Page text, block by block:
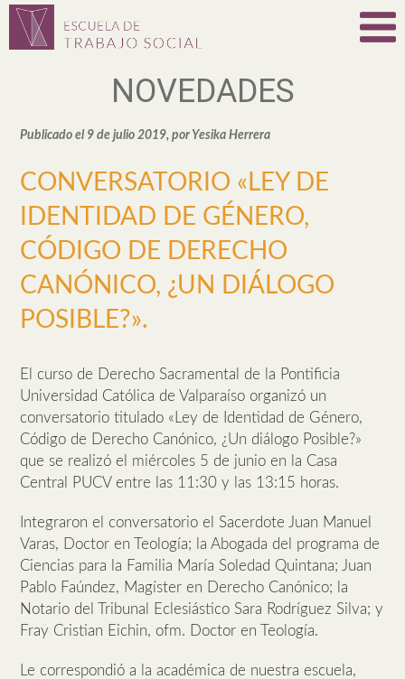
NOVEDADES
Publicado el 9 de julio 2019, por Yesika Herrera
CONVERSATORIO «LEY DE
IDENTIDAD DE GÉNERO,
CÓDIGO DE DERECHO
CANÓNICO, ¿UN DIÁLOGO
POSIBLE?».
El curso de Derecho Sacramental de la Pontificia
Universidad Católica de Valparaíso organizó un
conversatorio titulado «Ley de Identidad de Género,
Código de Derecho Canónico, ¿Un diálogo Posible?»
que se realizó el miércoles 5 de junio en la Casa
Central PUCV entre las 11:30 y las 13:15 horas.
Integraron el conversatorio el Sacerdote Juan Manuel
Varas, Doctor en Teología; la Abogada del programa de
Ciencias para la Familia María Soledad Quintana; Juan
Pablo Faúndez, Magíster en Derecho Canónico; la
Notario del Tribunal Eclesiástico Sara Rodríguez Silva; y
Fray Cristian Eichin, ofm. Doctor en Teología.
Le correspondió a la académica de nuestra escuela,